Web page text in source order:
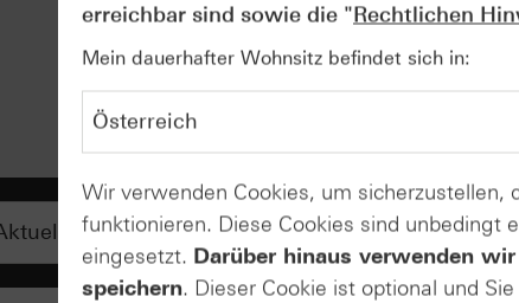
AUGUST
04
Der
erreichbar sind sowie die "Rechtlichen
Mein dauerhafter Wohnsitz befindet sich in:
Wir verwenden Cookies, um
funktionieren. Diese Cookies sind unbedingt
eingesetzt. Darüber hinaus verwenden
speichern. Dieser Cookie ist optional und